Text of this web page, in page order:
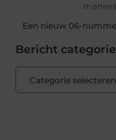
Een nieuw 06-
Bericht categorie